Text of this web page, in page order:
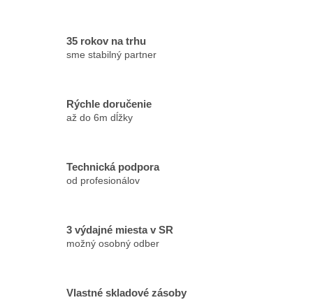
35 rokov na trhu
sme stabilný partner
Rýchle doručenie
až do 6m dĺžky
Technická podpora
od profesionálov
3 výdajné miesta v SR
možný osobný odber
Vlastné skladové zásoby